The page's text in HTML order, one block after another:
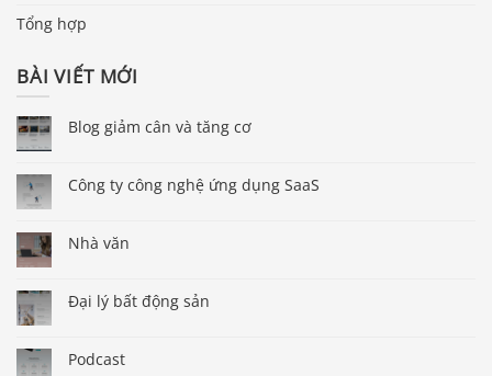
Tổng hợp
BÀI VIẾT MỚI
Blog giảm cân và tăng cơ
Công ty công nghệ ứng dụng SaaS
Nhà văn
Đại lý bất động sản
Podcast